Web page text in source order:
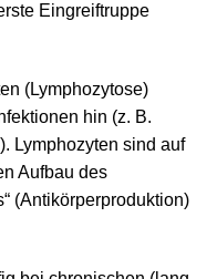
Eingreiftruppe
(Lymphozytose)
hin (z. B.
Lymphozyten sind auf
Aufbau des
(Antikörperproduktion)